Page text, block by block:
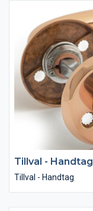
Tillval - Handtag
Tillval - Handtag